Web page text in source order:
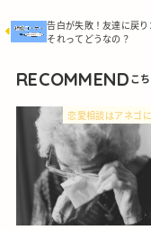
告白が失敗！友達に戻り
それってどうなの？
RECOMMEND
恋愛相談はアネゴ